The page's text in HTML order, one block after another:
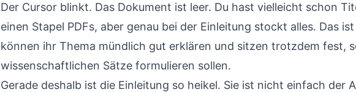
Der Cursor blinkt. Das Dokument ist leer. Du hast vielleicht schon
einen Stapel PDFs, aber genau bei der Einleitung stockt alles. Das
können ihr Thema mündlich gut erklären und sitzen trotzdem fest,
wissenschaftlichen Sätze formulieren sollen.
Gerade deshalb ist die Einleitung so heikel. Sie ist nicht einfach der